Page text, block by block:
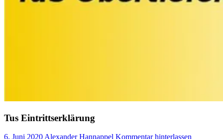
Tus Eintrittserklärung
6. Juni 2020Alexander Hannappel Kommentar hinterlassen